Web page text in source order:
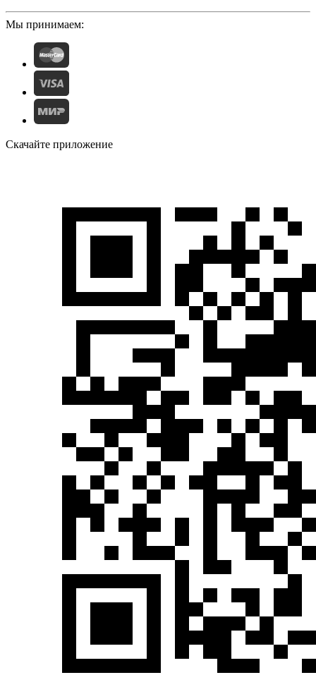
Мы принимаем:
Скачайте приложение